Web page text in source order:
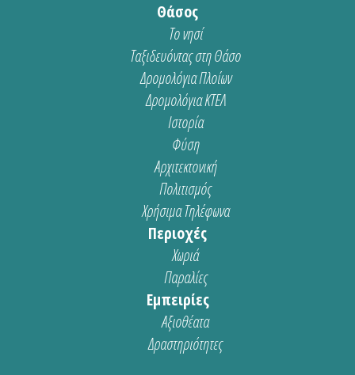
Θάσος
Το νησί
Ταξιδευόντας στη Θάσο
Δρομολόγια Πλοίων
Δρομολόγια ΚΤΕΛ
Ιστορία
Φύση
Αρχιτεκτονική
Πολιτισμός
Χρήσιμα Τηλέφωνα
Περιοχές
Χωριά
Παραλίες
Εμπειρίες
Αξιοθέατα
Δραστηριότητες